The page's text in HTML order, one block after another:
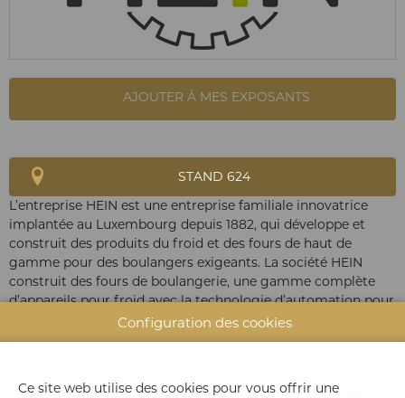
AJOUTER À MES EXPOSANTS
STAND 624
L’entreprise HEIN est une entreprise familiale innovatrice
implantée au Luxembourg depuis 1882, qui développe et
construit des produits du froid et des fours de haut de
gamme pour des boulangers exigeants. La société HEIN
construit des fours de boulangerie, une gamme complète
d’appareils pour froid avec la technologie d’automation pour
le fournil artisanal, mais aussi la cuisson industrielle
entièrement automatisée soutenue par la robotique.
Configuration des cookies
Ce site web utilise des cookies pour vous offrir une